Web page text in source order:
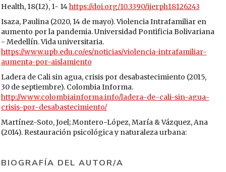
Health, 18(12), 1- 14https://doi.org/10.3390/ijerph18126243
Isaza, Paulina (2020, 14 de mayo). Violencia Intrafamiliar en
aumento por la pandemia. Universidad Pontificia Bolivariana
- Medellín. Vida universitaria.
https://www.upb.edu.co/es/noticias/violencia-intrafamiliar-
aumenta-por-aislamiento
Ladera de Cali sin agua, crisis por desabastecimiento (2015,
30 de septiembre). Colombia Informa.
http://www.colombiainforma.info/ladera-de-cali-sin-agua-
crisis-por-desabastecimiento/
Martínez-Soto, Joel; Montero-López, María & Vázquez, Ana
(2014). Restauración psicológica y naturaleza urbana:
script=sci_arttext&pid=S0185-33252014000300005&lng=es
BIOGRAFÍA DEL AUTOR/A